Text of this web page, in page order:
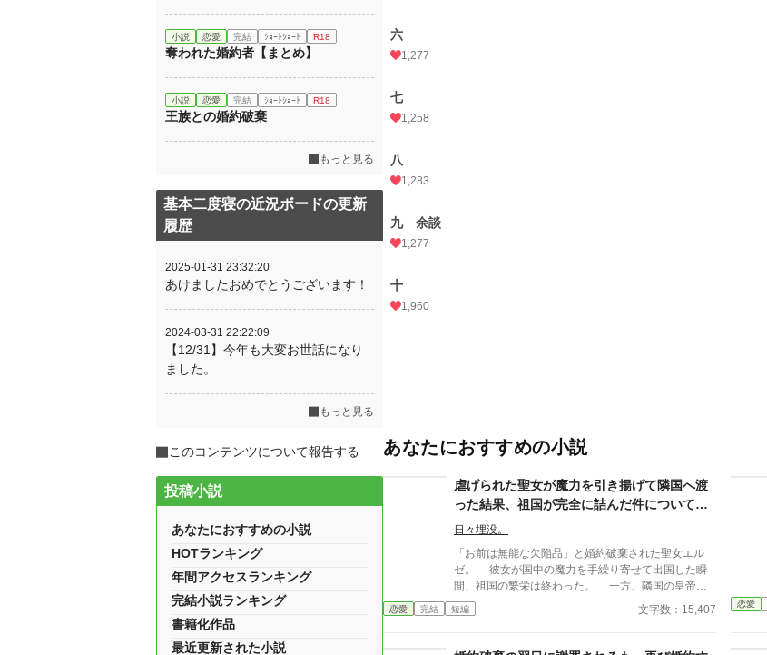
六
1,277
七
1,258
八
1,283
九 余談
1,277
十
1,960
あなたにおすすめの小説
虐げられた聖女が魔力を引き揚げて隣国へ渡
った結果、祖国が完全に詰んだ件について～
冷徹皇帝陛下は私を甘やかすのに忙しいそう
日々埋没。
「お前は無能な欠陥品」と婚約破棄された聖女エル
ゼ。 彼女が国中の魔力を手繰り寄せて出国した瞬
間、祖国の繁栄は終わった。 一方、隣国の皇帝に
保護されたエルゼは、至れり尽くせりの溺愛生活の中
で真の力を開花させていく。
恋愛 完結 短編 文字数：15,407 恋愛
小説 恋愛 完結 ｼｮｰﾄｼｮｰﾄ R18
奪われた婚約者【まとめ】
小説 恋愛 完結 ｼｮｰﾄｼｮｰﾄ R18
王族との婚約破棄
もっと見る
基本二度寝の近況ボードの更新
履歴
2025-01-31 23:32:20
あけましたおめでとうございます！
2024-03-31 22:22:09
【12/31】今年も大変お世話になり
ました。
もっと見る
このコンテンツについて報告する
投稿小説
あなたにおすすめの小説
HOTランキング
年間アクセスランキング
完結小説ランキング
書籍化作品
最近更新された小説